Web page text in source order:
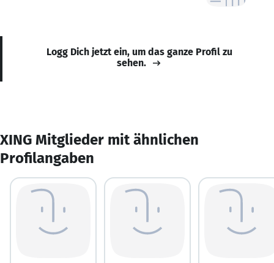
Logg Dich jetzt ein, um das ganze Profil zu
sehen.
XING Mitglieder mit ähnlichen
Profilangaben